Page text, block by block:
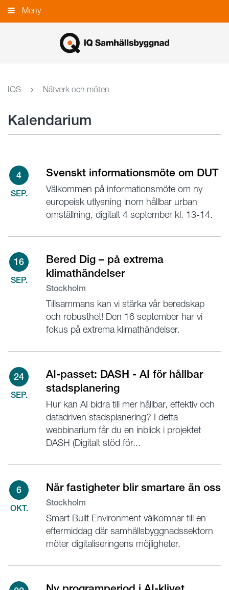
Gå
till
Meny
IQS Nätverk och möten
Kalendarium
4
SEP.
Svenskt informationsmöte om DUT
Välkommen på informationsmöte om ny
europeisk utlysning inom hållbar urban
omställning, digitalt 4 september kl. 13-14.
16
SEP.
Bered Dig – på extrema
klimathändelser
Stockholm
Tillsammans kan vi stärka vår beredskap
och robusthet! Den 16 september har vi
fokus på extrema klimathändelser.
24
SEP.
AI-passet: DASH - AI för hållbar
stadsplanering
Hur kan AI bidra till mer hållbar, effektiv och
datadriven stadsplanering? I detta
webbinarium får du en inblick i projektet
DASH (Digitalt stöd för...
6
OKT.
När fastigheter blir smartare än oss
Stockholm
Smart Built Environment välkomnar till en
eftermiddag där samhällsbyggnadssektorn
möter digitaliseringens möjligheter.